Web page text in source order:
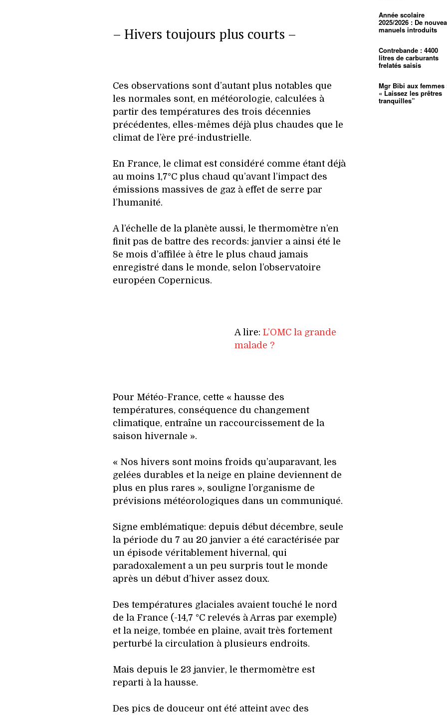
– Hivers toujours plus courts –
Ces observations sont d’autant plus notables que
les normales sont, en météorologie, calculées à
partir des températures des trois décennies
précédentes, elles-mêmes déjà plus chaudes que le
climat de l’ère pré-industrielle.
En France, le climat est considéré comme étant déjà
au moins 1,7°C plus chaud qu’avant l’impact des
émissions massives de gaz à effet de serre par
l’humanité.
A l’échelle de la planète aussi, le thermomètre n’en
finit pas de battre des records: janvier a ainsi été le
8e mois d’affilée à être le plus chaud jamais
enregistré dans le monde, selon l’observatoire
européen Copernicus.
A lire: L’OMC la grande
malade ?
Pour Météo-France, cette « hausse des
températures, conséquence du changement
climatique, entraîne un raccourcissement de la
saison hivernale ».
« Nos hivers sont moins froids qu’auparavant, les
gelées durables et la neige en plaine deviennent de
plus en plus rares », souligne l’organisme de
prévisions météorologiques dans un communiqué.
Signe emblématique: depuis début décembre, seule
la période du 7 au 20 janvier a été caractérisée par
un épisode véritablement hivernal, qui
paradoxalement a un peu surpris tout le monde
après un début d’hiver assez doux.
Des températures glaciales avaient touché le nord
de la France (-14,7 °C relevés à Arras par exemple)
et la neige, tombée en plaine, avait très fortement
perturbé la circulation à plusieurs endroits.
Mais depuis le 23 janvier, le thermomètre est
reparti à la hausse.
Des pics de douceur ont été atteint avec des
Mouelle :
dernier
voyage
Année scolaire
2025/2026 : De
manuels introduits
Contrebande : 4400
litres de carburants
frelatés saisis
Mgr Bibi aux femmes
« Laissez les prêtres
tranquilles”